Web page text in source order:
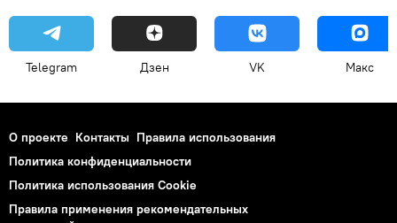
Telegram Дзен VK Макс
О проекте Контакты Правила использования
Политика конфиденциальности
Политика использования Cookie
Правила применения рекомендательных